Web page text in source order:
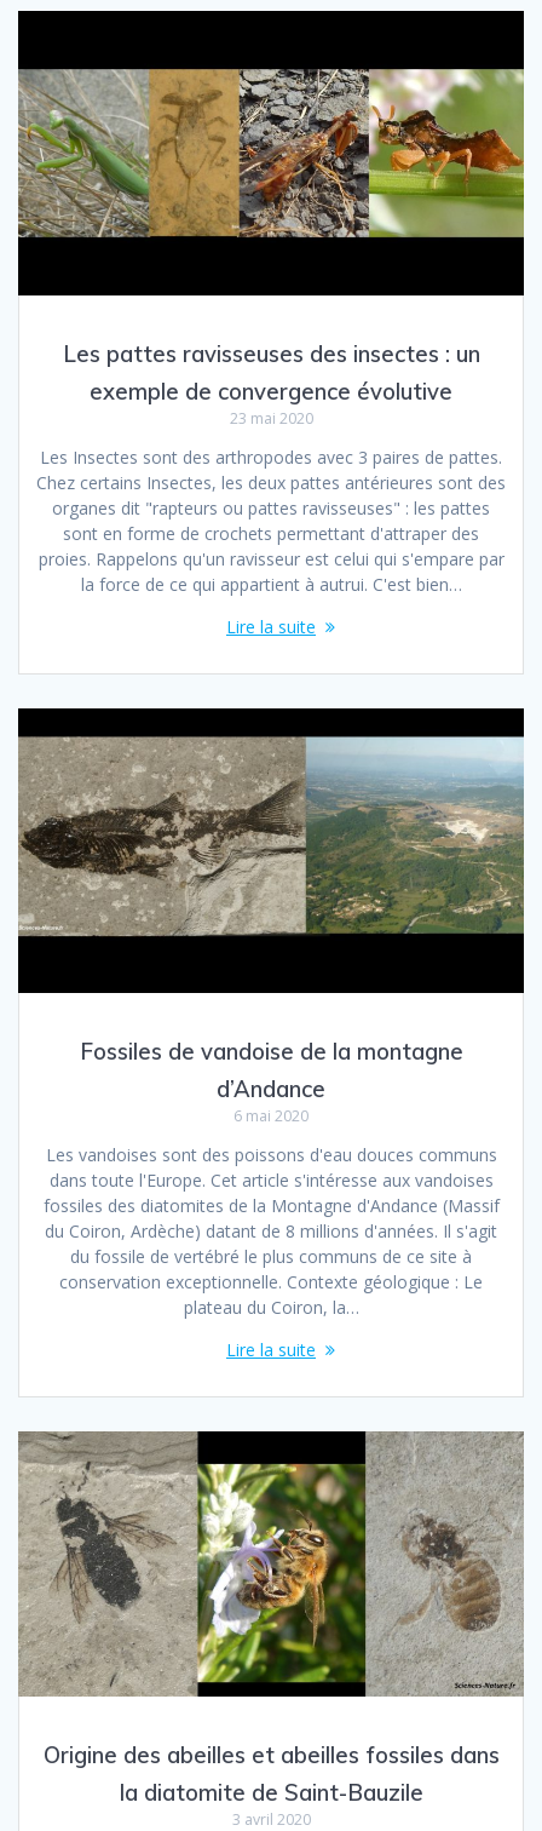
Les pattes ravisseuses des insectes : un
exemple de convergence évolutive
23 mai 2020
Les Insectes sont des arthropodes avec 3 paires de pattes.
Chez certains Insectes, les deux pattes antérieures sont des
organes dit "rapteurs ou pattes ravisseuses" : les pattes
sont en forme de crochets permettant d'attraper des
proies. Rappelons qu'un ravisseur est celui qui s'empare par
la force de ce qui appartient à autrui. C'est bien…
Lire la suite
Fossiles de vandoise de la montagne
d’Andance
6 mai 2020
Les vandoises sont des poissons d'eau douces communs
dans toute l'Europe. Cet article s'intéresse aux vandoises
fossiles des diatomites de la Montagne d'Andance (Massif
du Coiron, Ardèche) datant de 8 millions d'années. Il s'agit
du fossile de vertébré le plus communs de ce site à
conservation exceptionnelle. Contexte géologique : Le
plateau du Coiron, la…
Lire la suite
Origine des abeilles et abeilles fossiles dans
la diatomite de Saint-Bauzile
3 avril 2020